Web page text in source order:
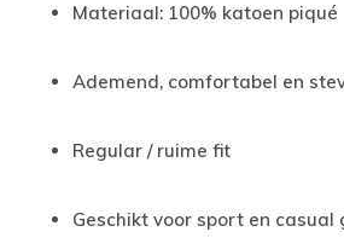
Materiaal: 100% katoen piqué
Ademend, comfortabel en
Regular / ruime fit
Geschikt voor sport en casual